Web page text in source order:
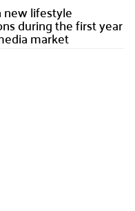
new lifestyle
during the first year
market